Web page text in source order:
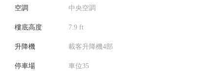
空調 中央空調
樓底高度 7.9 ft
升降機 載客升降機4部
停車場 車位35